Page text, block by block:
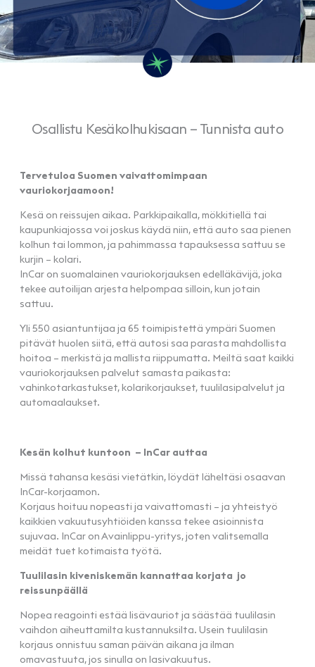
Osallistu Kesäkolhukisaan – Tunnista auto
Tervetuloa Suomen vaivattomimpaan
vauriokorjaamoon!
Kesä on reissujen aikaa. Parkkipaikalla, mökkitiellä tai
kaupunkiajossa voi joskus käydä niin, että auto saa pienen
kolhun tai lommon, ja pahimmassa tapauksessa sattuu se
kurjin – kolari.
InCar on suomalainen vauriokorjauksen edelläkävijä, joka
tekee autoilijan arjesta helpompaa silloin, kun jotain
sattuu.
Yli 550 asiantuntijaa ja 65 toimipistettä ympäri Suomen
pitävät huolen siitä, että autosi saa parasta mahdollista
hoitoa – merkistä ja mallista riippumatta. Meiltä saat kaikki
vauriokorjauksen palvelut samasta paikasta:
vahinkotarkastukset, kolarikorjaukset, tuulilasipalvelut ja
automaalaukset.
Kesän kolhut kuntoon – InCar auttaa
Missä tahansa kesäsi vietätkin, löydät läheltäsi osaavan
InCar-korjaamon.
Korjaus hoituu nopeasti ja vaivattomasti – ja yhteistyö
kaikkien vakuutusyhtiöiden kanssa tekee asioinnista
sujuvaa. InCar on Avainlippu-yritys, joten valitsemalla
meidät tuet kotimaista työtä.
Tuulilasin kiveniskemän kannattaa korjata jo
reissunpäällä
Nopea reagointi estää lisävauriot ja säästää tuulilasin
vaihdon aiheuttamilta kustannuksilta. Usein tuulilasin
korjaus onnistuu saman päivän aikana ja ilman
omavastuuta, jos sinulla on lasivakuutus.